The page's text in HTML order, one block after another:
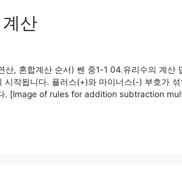
산
, 혼합계산 순서) 쎈 중1-1 04.유리수의 계산
작됩니다. 플러스(+)와 마이너스(-) 부호가
. [Image of rules for addition subtraction